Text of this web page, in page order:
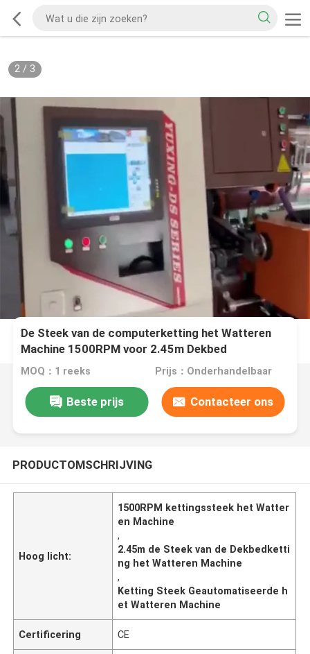
2/ 3
De Steek van de computerketting het Watteren
Machine 1500RPM voor 2.45m Dekbed
MOQ：1 reeks Prijs：Onderhandelbaar
Beste prijs Contacteer ons
PRODUCTOMSCHRIJVING
Hoog licht:
1500RPM kettingssteek het Watter
en Machine
,
2.45m de Steek van de Dekbedketti
ng het Watteren Machine
,
Ketting Steek Geautomatiseerde h
et Watteren Machine
Certificering CE